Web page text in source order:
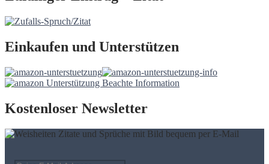
Einkaufen und Unterstützen
Kostenloser Newsletter